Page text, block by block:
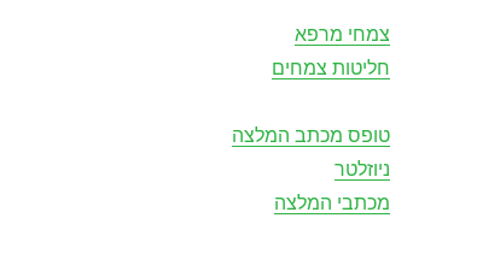
צמחי מרפא
חליטות צמחים
טופס מכתב המלצה
ניוזלטר
מכתבי המלצה